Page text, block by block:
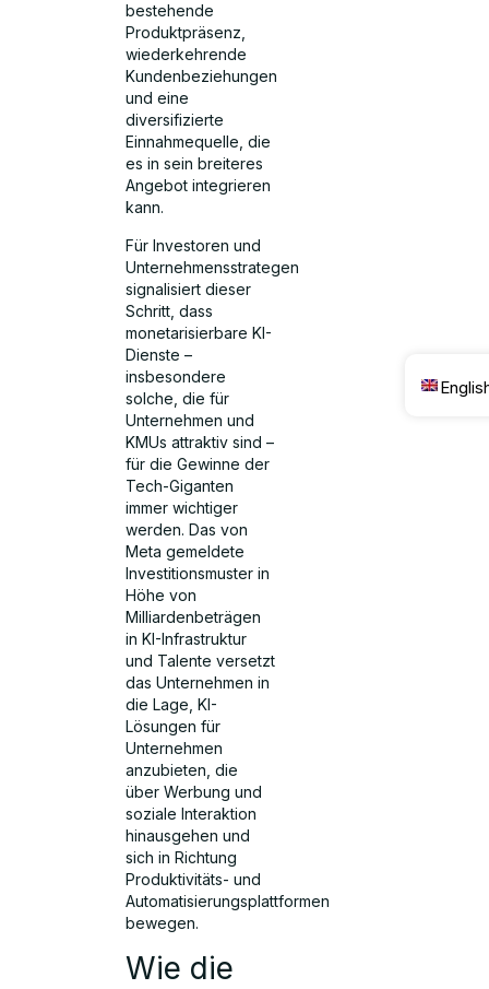
bestehende
Produktpräsenz,
wiederkehrende
Kundenbeziehungen
und eine
diversifizierte
Einnahmequelle, die
es in sein breiteres
Angebot integrieren
kann.
Für Investoren und
Unternehmensstrategen
signalisiert dieser
Schritt, dass
monetarisierbare KI-
Dienste –
insbesondere
solche, die für
Unternehmen und
KMUs attraktiv sind –
für die Gewinne der
Tech-Giganten
immer wichtiger
werden. Das von
Meta gemeldete
Investitionsmuster in
Höhe von
Milliardenbeträgen
in KI-Infrastruktur
und Talente versetzt
das Unternehmen in
die Lage, KI-
Lösungen für
Unternehmen
anzubieten, die
über Werbung und
soziale Interaktion
hinausgehen und
sich in Richtung
Produktivitäts- und
Automatisierungsplattformen
bewegen.
Wie die